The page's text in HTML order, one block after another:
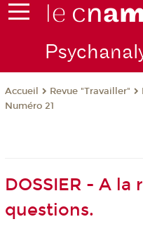
Accueil Revue "Travailler"
Numéro 21
DOSSIER - A la
questions.